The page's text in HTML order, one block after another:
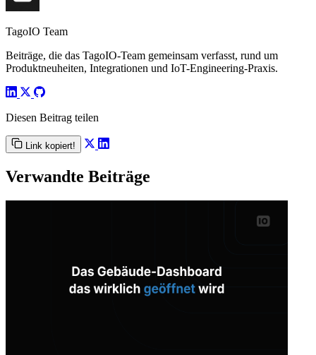
TagoIO Team
Beiträge, die das TagoIO-Team gemeinsam verfasst, rund um
Produktneuheiten, Integrationen und IoT-Engineering-Praxis.
Diesen Beitrag teilen
Link kopiert!
Verwandte Beiträge